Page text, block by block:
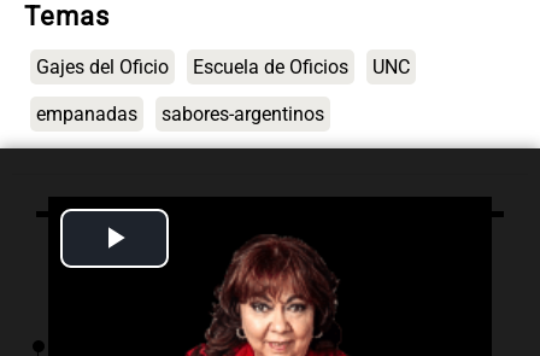
Video
Temas
Gajes del Oficio Escuela de Oficios UNC
empanadas sabores-argentinos
Lo último